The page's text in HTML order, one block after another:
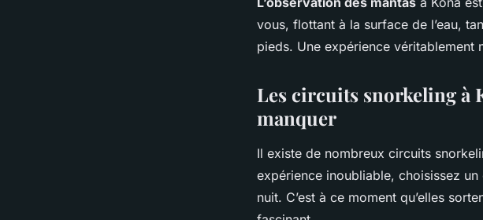
vous, flottant à la surface de l’eau,
pieds. Une expérience véritablement
Les circuits snorkeling à
manquer
Il existe de nombreux circuits
expérience inoubliable, choisissez
nuit. C’est à ce moment qu’elles